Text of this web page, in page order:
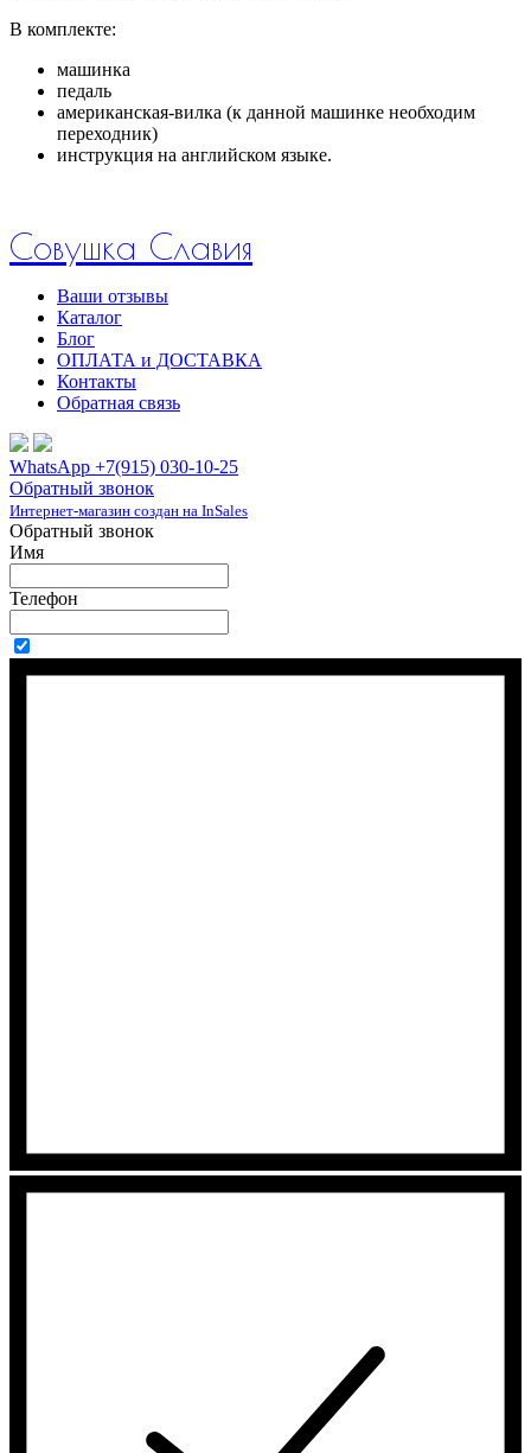
В комплекте:
машинка
педаль
американская-вилка (к данной машинке необходим
переходник)
инструкция на английском языке.
Совушка Славия
Ваши отзывы
Каталог
Блог
ОПЛАТА и ДОСТАВКА
Контакты
Обратная связь
WhatsApp +7(915) 030-10-25
Обратный звонок
Интернет-магазин создан на InSales
Обратный звонок
Имя
Телефон